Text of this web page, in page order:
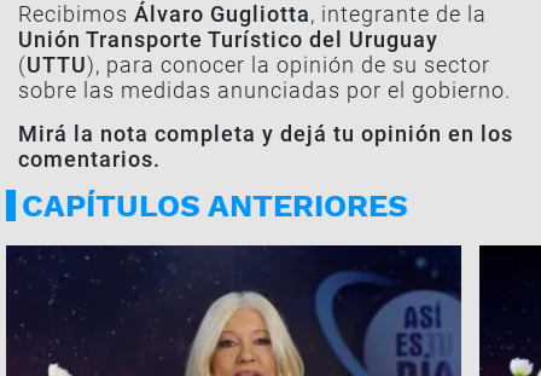
Recibimos Álvaro Gugliotta, integrante de la
Unión Transporte Turístico del Uruguay
(UTTU), para conocer la opinión de su sector
sobre las medidas anunciadas por el gobierno.
Mirá la nota completa y dejá tu opinión en los
comentarios.
CAPÍTULOS ANTERIORES